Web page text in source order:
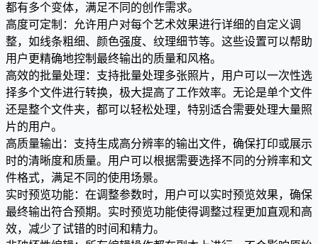
都有多个变体，满足不同的创作需求。
高度可定制：允许用户对每个艺术效果进行详细的自定义调
整，如线条粗细、颜色强度、纹理细节等。这些设置可以帮助
用户更精确地控制最终输出的质量和风格。
高效的批量处理：支持批量处理多张照片，用户可以一次性选
择多个文件进行转换，极大提高了工作效率。无论是单个文件
还是整个文件夹，都可以轻松处理，特别适合需要处理大量照
片的用户。
高质量输出：支持生成高分辨率的输出文件，确保打印或展示
时的清晰度和质量。用户可以根据需要选择不同的分辨率和文
件格式，满足不同的使用场景。
实时预览功能：在调整参数时，用户可以实时预览效果，确保
最终输出符合预期。实时预览功能使得调整过程更加直观和高
效，减少了试错的时间和精力。